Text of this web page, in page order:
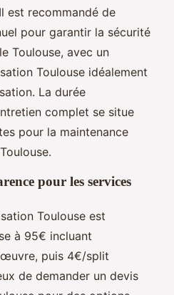
est recommandé de
pour garantir la sécurité
Toulouse, avec un
Toulouse idéalement
La durée
complet se situe
pour la maintenance
pour les services
Toulouse est
à 95€ incluant
puis 4€/split
de demander un devis